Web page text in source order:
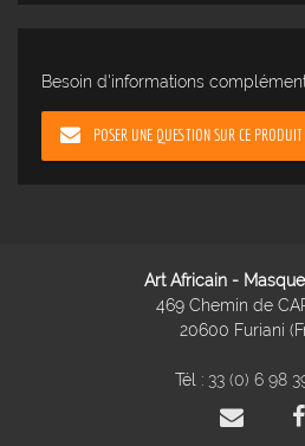
Besoin d'informations
POSER UNE QUESTION SUR CE PRODUIT
Art Africain -
469 Chemin de
20600 Furiani
Tél : 33 (0) 6 98